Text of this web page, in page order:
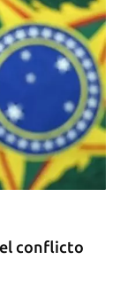
conflicto